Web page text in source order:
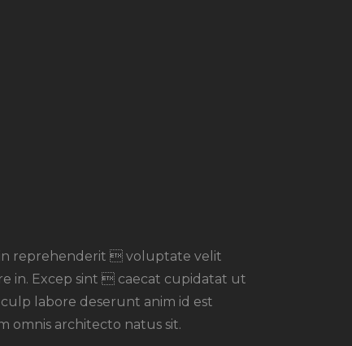
reprehenderit  voluptate velit
in. Excep sint  caecat cupidatat ut
labore deserunt anim id est
omnis architecto natus sit.